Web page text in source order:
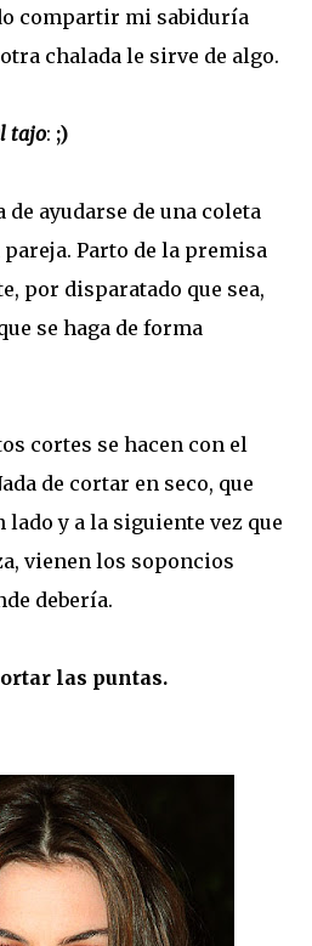
compartir mi sabiduría
chalada le sirve de algo.
tajo: ;)
de ayudarse de una coleta
Parto de la premisa
por disparatado que sea,
se haga de forma
cortes se hacen con el
de cortar en seco, que
lado y a la siguiente vez que
vienen los soponcios
debería.
las puntas.